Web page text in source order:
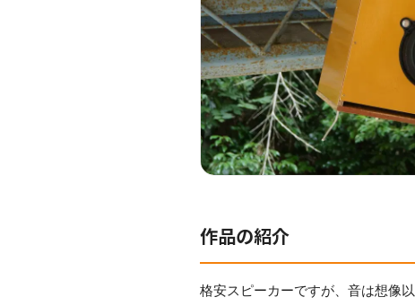
作品の紹介
格安スピーカーですが、音は想像